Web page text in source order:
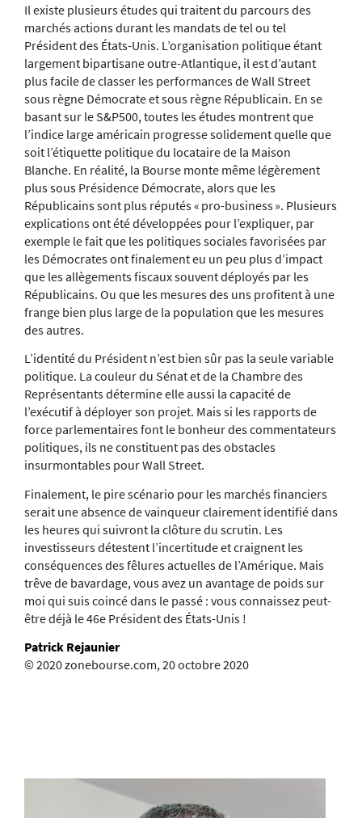
Il existe plusieurs études qui traitent du parcours des
marchés actions durant les mandats de tel ou tel
Président des États-Unis. L’organisation politique étant
largement bipartisane outre-Atlantique, il est d’autant
plus facile de classer les performances de Wall Street
sous règne Démocrate et sous règne Républicain. En se
basant sur le S&P500, toutes les études montrent que
l’indice large américain progresse solidement quelle que
soit l’étiquette politique du locataire de la Maison
Blanche. En réalité, la Bourse monte même légèrement
plus sous Présidence Démocrate, alors que les
Républicains sont plus réputés « pro-business ». Plusieurs
explications ont été développées pour l’expliquer, par
exemple le fait que les politiques sociales favorisées par
les Démocrates ont finalement eu un peu plus d’impact
que les allègements fiscaux souvent déployés par les
Républicains. Ou que les mesures des uns profitent à une
frange bien plus large de la population que les mesures
des autres.
L’identité du Président n’est bien sûr pas la seule variable
politique. La couleur du Sénat et de la Chambre des
Représentants détermine elle aussi la capacité de
l’exécutif à déployer son projet. Mais si les rapports de
force parlementaires font le bonheur des commentateurs
politiques, ils ne constituent pas des obstacles
insurmontables pour Wall Street.
Finalement, le pire scénario pour les marchés financiers
serait une absence de vainqueur clairement identifié dans
les heures qui suivront la clôture du scrutin. Les
investisseurs détestent l’incertitude et craignent les
conséquences des fêlures actuelles de l’Amérique. Mais
trêve de bavardage, vous avez un avantage de poids sur
moi qui suis coincé dans le passé : vous connaissez peut-
être déjà le 46e Président des États-Unis !
Patrick Rejaunier
© 2020 zonebourse.com, 20 octobre 2020